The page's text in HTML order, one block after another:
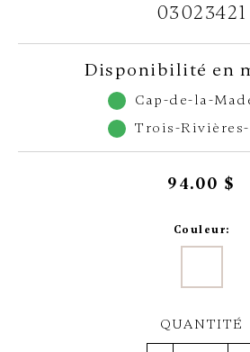
03023421
Disponibilité en
Cap-de-la-
Trois-
94.00 $
Couleur:
QUANTITÉ